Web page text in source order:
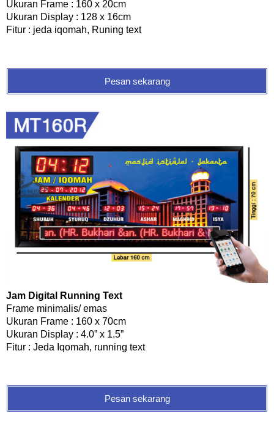
Ukuran Frame : 160 x 20cm
Ukuran Display : 128 x 16cm
Fitur : jeda iqomah, Runing text
Pesan sekarang
Jam Digital Running Text
Frame minimalis/ emas
Ukuran Frame : 160 x 70cm
Ukuran Display : 4.0” x 1.5”
Fitur : Jeda Iqomah, running text
Pesan sekarang